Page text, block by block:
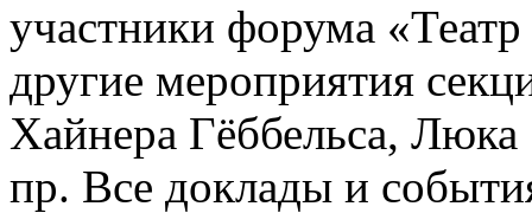
участники форума
другие мероприятия
Хайнера Гёббельса,
пр. Все доклады и